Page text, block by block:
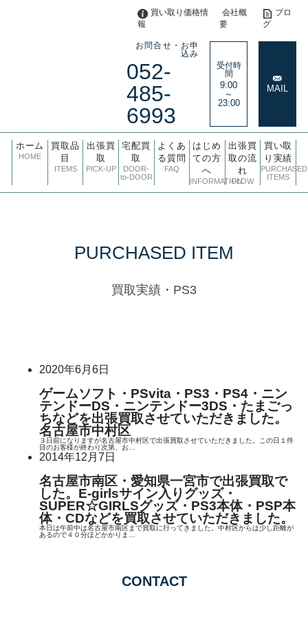
買い取り価格情
報
会社概
要
ブロ
グ
お問合せ・お申
込み
052-
485-
6993
受付時
間
9:00
～
23:00
MAIL
ホーム
HOME
買取品
目
ITEMS
出張買
取
PICK-UP
宅配買
取
DOOR-
to-DOOR
よくあ
る質問
FAQ
はじめ
ての方
へ
INFORMATION
出張買
取の流
れ
FLOW
買い取
り実績
PURCHASED
ITEMS
PURCHASED ITEM
買取実績・PS3
2020年6月6日
ゲームソフト・PSvita・PS3・PS4・ニン
テンドーDS・ニンテンドー3DS・たまごっ
ちなどを出張買取させていただきました。
名古屋市中村区
３日前になりますが名古屋市中村区で出張買取させていただきました。この日１件
目のお客様が終わり次第、お…
2014年12月7日
名古屋市南区・愛知県一宮市で出張買取で
した。E-girlsサイン入りグッズ・
SUPER☆GIRLSグッズ・PS3本体・PSP本
体・CDなどを買取させていただきました。
本日は午前中は名古屋市南区まで買取に行ってきました。中村区からは少し距離が
あるので４０分ほどかかりま…
CONTACT